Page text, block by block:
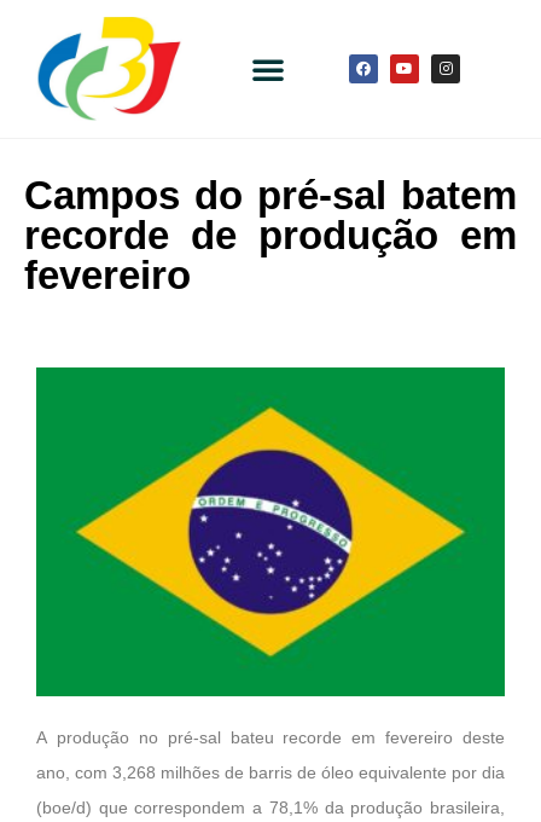
Campos do pré-sal batem
recorde de produção em
fevereiro
A produção no pré-sal bateu recorde em fevereiro deste
ano, com 3,268 milhões de barris de óleo equivalente por dia
(boe/d) que correspondem a 78,1% da produção brasileira,